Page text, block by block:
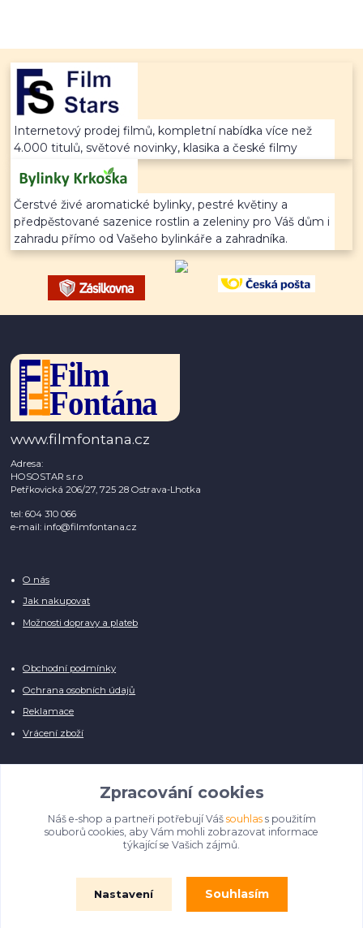
Internetový prodej filmů, kompletní nabídka více než
4.000 titulů, světové novinky, klasika a české filmy
Čerstvé živé aromatické bylinky, pestré květiny a
předpěstované sazenice rostlin a zeleniny pro Váš dům i
zahradu přímo od Vašeho bylinkáře a zahradníka.
www.filmfontana.cz
Adresa:
HOSOSTAR s.r.o
Petřkovická 206/27, 725 28 Ostrava-Lhotka
tel: 604 310 066
e-mail: info@filmfontana.cz
O nás
Jak nakupovat
Možnosti dopravy a plateb
Obchodní podmínky
Ochrana osobních údajů
Reklamace
Vrácení zboží
Manuálně pro Vás kontrolujeme každý produkt, přesto se může stát, že u
několika z nich je vyobrazen pouze obrázek informativního charakteru.
Omlouváme se, na úpravě databáze pilně pracujeme.
Zpracování cookies
Náš e-shop a partneři potřebují Váš souhlass použitím
souborů cookies, aby Vám mohli zobrazovat informace
týkající se Vašich zájmů.
Nastavení Souhlasím